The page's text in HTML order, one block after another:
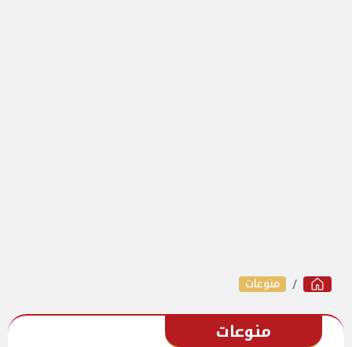
منوعات
منوعات